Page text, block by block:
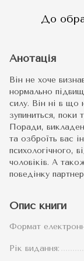
До
Анотація
Він не хоче
нормально
силу. Він ні в що
зупиниться, поки
Поради,
та озброїть вас
психологічного,
чоловіків. А
поведінку
Опис книги
Формат
Рік видання: